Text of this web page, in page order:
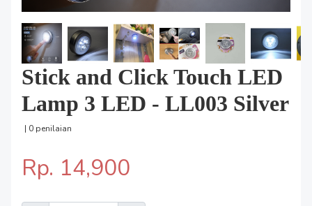
Stick and Click Touch LED
Lamp 3 LED - LL003 Silver
| 0 penilaian
Rp. 14,900